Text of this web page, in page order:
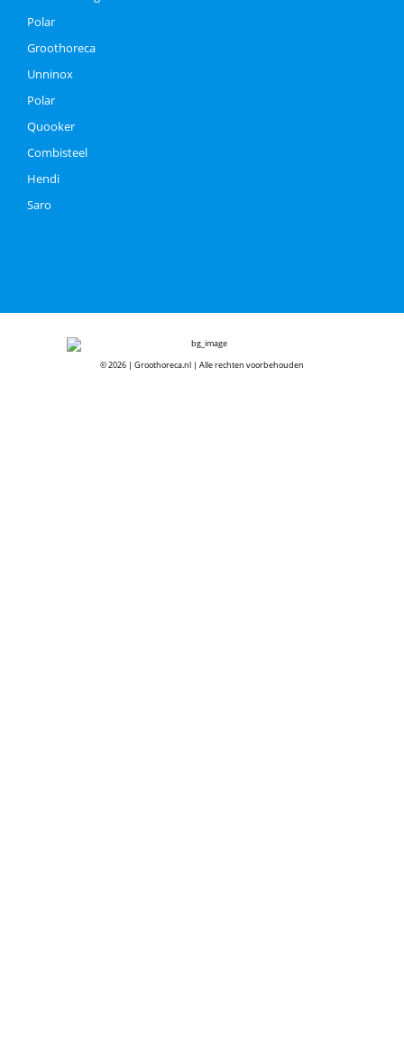
Polar
Groothoreca
Unninox
Polar
Quooker
Combisteel
Hendi
Saro
© 2026 | Groothoreca.nl | Alle rechten voorbehouden